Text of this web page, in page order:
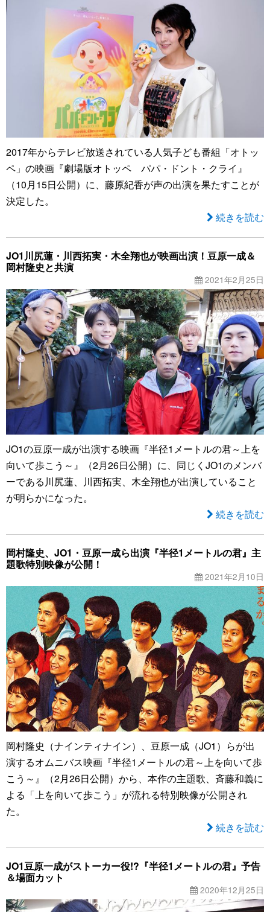
2017年からテレビ放送されている人気子ども番組「オトッ
ペ」の映画『劇場版オトッペ パパ・ドント・クライ』
（10月15日公開）に、藤原紀香が声の出演を果たすことが
決定した。
続きを読む
JO1川尻蓮・川西拓実・木全翔也が映画出演！豆原一成＆
岡村隆史と共演
2021年2月25日
JO1の豆原一成が出演する映画『半径1メートルの君～上を
向いて歩こう～』（2月26日公開）に、同じくJO1のメンバ
ーである川尻蓮、川西拓実、木全翔也が出演していること
が明らかになった。
続きを読む
岡村隆史、JO1・豆原一成ら出演『半径1メートルの君』主
題歌特別映像が公開！
2021年2月10日
岡村隆史（ナインティナイン）、豆原一成（JO1）らが出
演するオムニバス映画『半径1メートルの君～上を向いて歩
こう～』（2月26日公開）から、本作の主題歌、斉藤和義に
よる「上を向いて歩こう」が流れる特別映像が公開され
た。
続きを読む
JO1豆原一成がストーカー役!?『半径1メートルの君』予告
＆場面カット
2020年12月25日